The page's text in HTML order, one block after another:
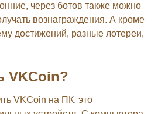
через ботов также можно
вознаграждения. А кроме
достижений, разные лотереи,
VKCoin?
VKCoin на ПК, это